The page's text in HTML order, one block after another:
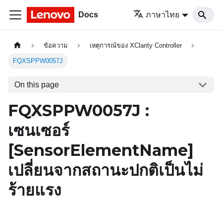
Docs ภาษาไทย
ข้อความ เหตุการณ์ของ XClarity Controller
FQXSPPW0057J
On this page
FQXSPPW0057J :
เซนเซอร์
[SensorElementName]
เปลี่ยนจากสถานะปกติเป็นไม่
ร้ายแรง